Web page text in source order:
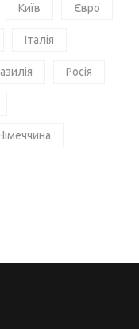
Київ Євро
Італія
Росія